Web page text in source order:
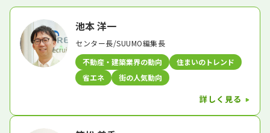
池本 洋一
センター長/SUUMO編集長
不動産・建築業界の動向
住まいのトレンド
省エネ
街の人気動向
詳しく見る